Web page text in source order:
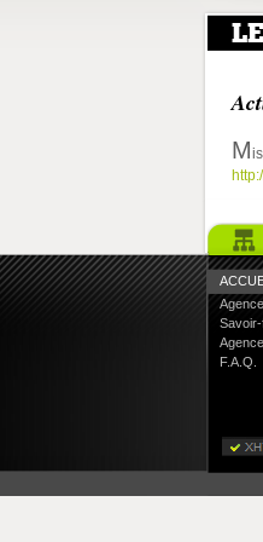
M
F.A.Q.